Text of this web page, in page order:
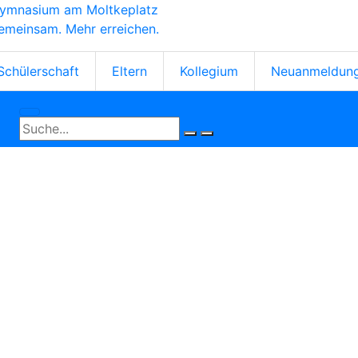
Direkt
zum
Inhalt
am Moltkeplatz
Mehr erreichen.
Eltern Kollegium